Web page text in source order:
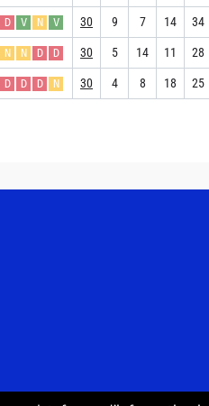
D V N V 30 9 7 14 34
N N D D 30 5 14 11 28
D D D N 30 4 8 18 25